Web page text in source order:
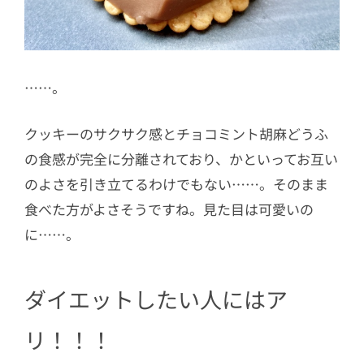
……。
クッキーのサクサク感とチョコミント胡麻どうふ
の食感が完全に分離されており、かといってお互い
のよさを引き立てるわけでもない……。そのまま
食べた方がよさそうですね。見た目は可愛いの
に……。
ダイエットしたい人にはア
リ！！！